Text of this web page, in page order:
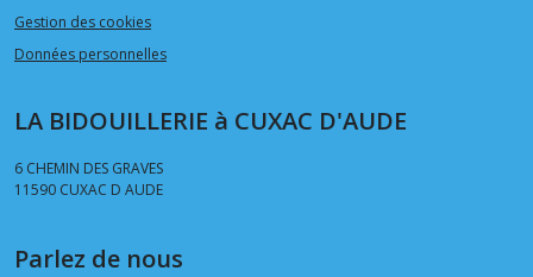
Gestion des cookies
Données personnelles
LA BIDOUILLERIE à CUXAC D'AUDE
6 CHEMIN DES GRAVES
11590 CUXAC D AUDE
Parlez de nous